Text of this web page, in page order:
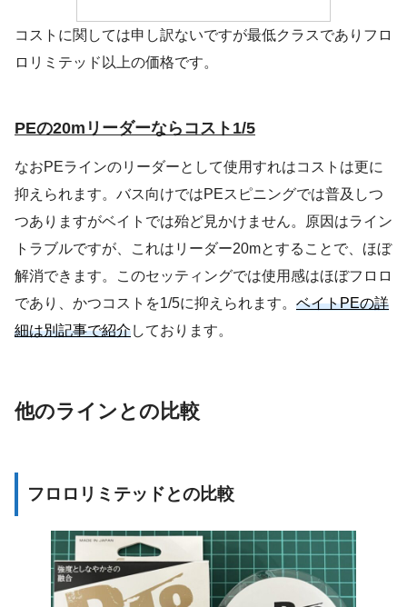
コストに関しては申し訳ないですが最低クラスでありフロ
ロリミテッド以上の価格です。
PEの20mリーダーならコスト1/5
なおPEラインのリーダーとして使用すれはコストは更に
抑えられます。バス向けではPEスピニングでは普及しつ
つありますがベイトでは殆ど見かけません。原因はライン
トラブルですが、これはリーダー20mとすることで、ほぼ
解消できます。このセッティングでは使用感はほぼフロロ
であり、かつコストを1/5に抑えられます。 ベイトPEの詳
細は別記事で紹介しております。
他のラインとの比較
フロロリミテッドとの比較